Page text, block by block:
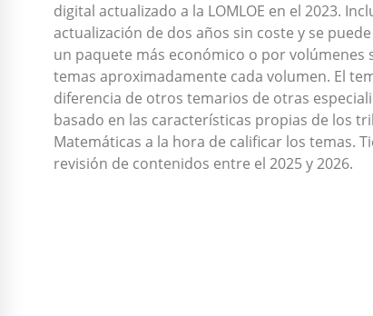
digital actualizado a la LOMLOE en el 2023.
actualización de dos años sin coste y se
un paquete más económico o por volúmenes
temas aproximadamente cada volumen. El
diferencia de otros temarios de otras
basado en las características propias de los
Matemáticas a la hora de calificar los temas.
revisión de contenidos entre el 2025 y 2026.